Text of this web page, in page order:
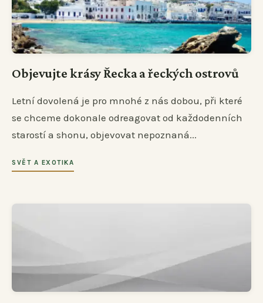
Objevujte krásy Řecka a řeckých ostrovů
Letní dovolená je pro mnohé z nás dobou, při které
se chceme dokonale odreagovat od každodenních
starostí a shonu, objevovat nepoznaná...
SVĚT A EXOTIKA